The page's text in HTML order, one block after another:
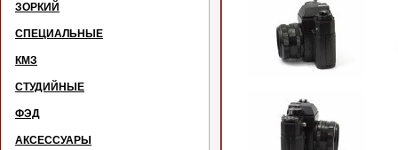
ЗОРКИЙ
СПЕЦИАЛЬНЫЕ
КМЗ
СТУДИЙНЫЕ
ФЭД
АКСЕССУАРЫ